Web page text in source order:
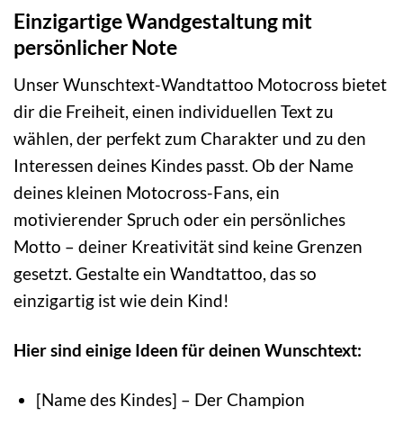
Einzigartige Wandgestaltung mit
persönlicher Note
Unser Wunschtext-Wandtattoo Motocross bietet
dir die Freiheit, einen individuellen Text zu
wählen, der perfekt zum Charakter und zu den
Interessen deines Kindes passt. Ob der Name
deines kleinen Motocross-Fans, ein
motivierender Spruch oder ein persönliches
Motto – deiner Kreativität sind keine Grenzen
gesetzt. Gestalte ein Wandtattoo, das so
einzigartig ist wie dein Kind!
Hier sind einige Ideen für deinen Wunschtext:
[Name des Kindes] – Der Champion